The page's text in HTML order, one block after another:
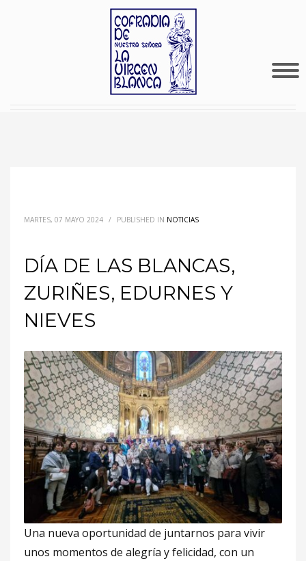
MARTES, 07 MAYO 2024 / PUBLISHED IN NOTICIAS
DÍA DE LAS BLANCAS,
ZURIÑES, EDURNES Y
NIEVES
Una nueva oportunidad de juntarnos para vivir
unos momentos de alegría y felicidad, con un